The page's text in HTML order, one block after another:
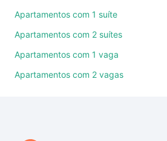
ruas, bairros e até condomínios
também pode usar os filtros
quartos, suítes, com ou sem
comodidades, como piscina,
Apartamentos com 1 suíte
Apartamentos com 2 suítes
Apartamentos com 1 vaga
Apartamentos com 2 vagas